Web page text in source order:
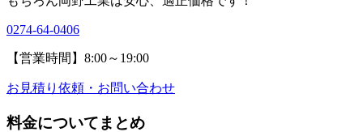
0274-64-0406
【営業時間】8:00～19:00
お見積り依頼・お問い合わせ
料金についてまとめ